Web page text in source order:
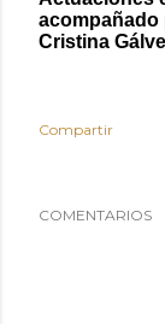
acompañado
Cristina
Compartir
COMENTARIOS